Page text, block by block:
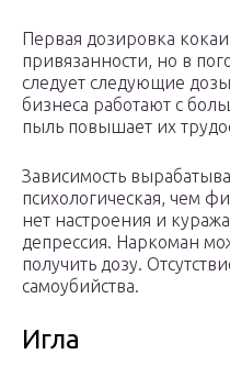
Первая дозировка
привязанности, но в
следует следующие
бизнеса работают с
пыль повышает их
Зависимость
психологическая, чем
нет настроения и
депрессия. Наркоман
получить дозу.
самоубийства.
Игла